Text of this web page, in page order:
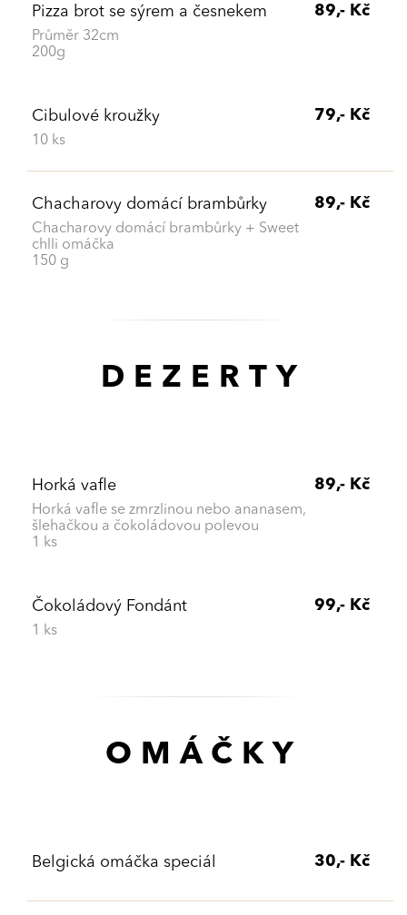
Pizza brot se sýrem a česnekem
Průměr 32cm
200g
89,- Kč
Cibulové kroužky
10 ks
79,- Kč
Chacharovy domácí brambůrky
Chacharovy domácí brambůrky + Sweet
chlli omáčka
150 g
89,- Kč
DEZERTY
Horká vafle
Horká vafle se zmrzlinou nebo ananasem,
šlehačkou a čokoládovou polevou
1 ks
89,- Kč
Čokoládový Fondánt
1 ks
99,- Kč
OMÁČKY
Belgická omáčka speciál 30,- Kč